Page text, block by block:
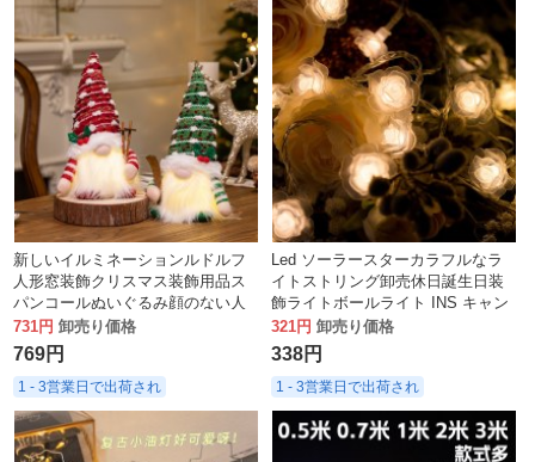
新しいイルミネーションルドルフ
人形窓装飾クリスマス装飾用品ス
パンコールぬいぐるみ顔のない人
形
731円 卸売り価格
769円
1 - 3営業日で出荷され
Led ソーラースターカラフルなラ
イトストリング卸売休日誕生日装
飾ライトボールライト INS キャン
プ雰囲気ライト
321円 卸売り価格
338円
1 - 3営業日で出荷され